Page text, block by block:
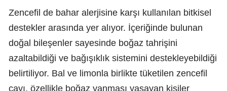
Zencefil de bahar alerjisine karşı kullanılan bitkisel
destekler arasında yer alıyor. İçeriğinde bulunan
doğal bileşenler sayesinde boğaz tahrişini
azaltabildiği ve bağışıklık sistemini destekleyebildiği
belirtiliyor. Bal ve limonla birlikte tüketilen zencefil
çayı, özellikle boğaz yanması yaşayan kişiler